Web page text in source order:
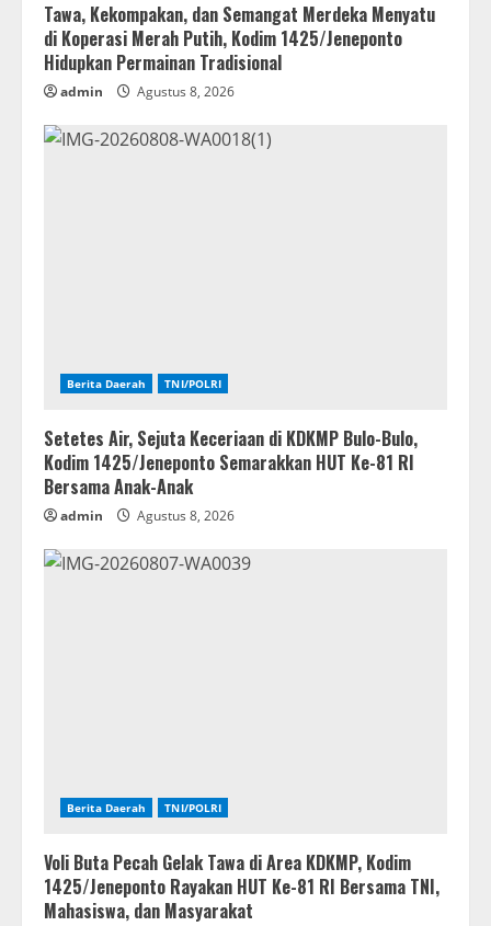
Tawa, Kekompakan, dan Semangat Merdeka Menyatu
di Koperasi Merah Putih, Kodim 1425/Jeneponto
Hidupkan Permainan Tradisional
admin Agustus 8, 2026
Berita Daerah TNI/POLRI
Setetes Air, Sejuta Keceriaan di KDKMP Bulo-Bulo,
Kodim 1425/Jeneponto Semarakkan HUT Ke-81 RI
Bersama Anak-Anak
admin Agustus 8, 2026
Berita Daerah TNI/POLRI
Voli Buta Pecah Gelak Tawa di Area KDKMP, Kodim
1425/Jeneponto Rayakan HUT Ke-81 RI Bersama TNI,
Mahasiswa, dan Masyarakat